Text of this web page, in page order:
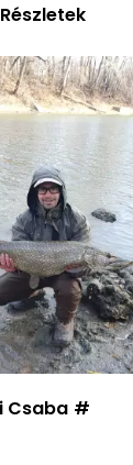
Részletek
Csaba